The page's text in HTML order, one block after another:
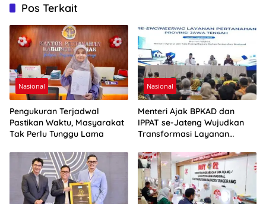
Pos Terkait
Nasional
Pengukuran Terjadwal
Pastikan Waktu, Masyarakat
Tak Perlu Tunggu Lama
Nasional
Menteri Ajak BPKAD dan
IPPAT se-Jateng Wujudkan
Transformasi Layanan